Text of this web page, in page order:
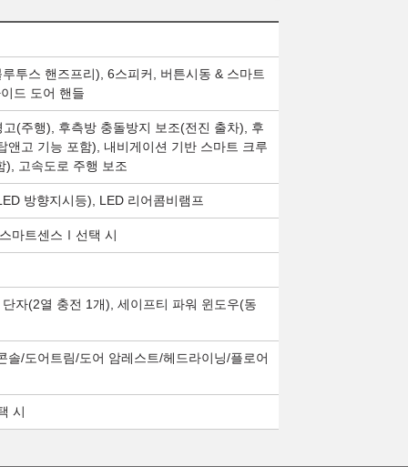
투스 핸즈프리), 6스피커, 버튼시동 & 스마트
드 도어 핸들
(주행), 후측방 충돌방지 보조(전진 출차), 후
고 기능 포함), 내비게이션 기반 스마트 크루
), 고속도로 주행 보조
방향지시등), LED 리어콤비램프
마트센스Ⅰ선택 시
자(2열 충전 1개), 세이프티 파워 윈도우(동
/도어트림/도어 암레스트/헤드라이닝/플로어
시